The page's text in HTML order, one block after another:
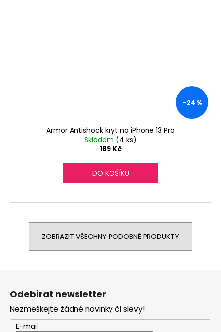
–24 %
Armor Antishock kryt na iPhone 13 Pro
Skladem (4 ks)
189 Kč
DO KOŠÍKU
ZOBRAZIT VŠECHNY PODOBNÉ PRODUKTY
Z
Odebírat newsletter
Nezmeškejte žádné novinky či slevy!
E-mail